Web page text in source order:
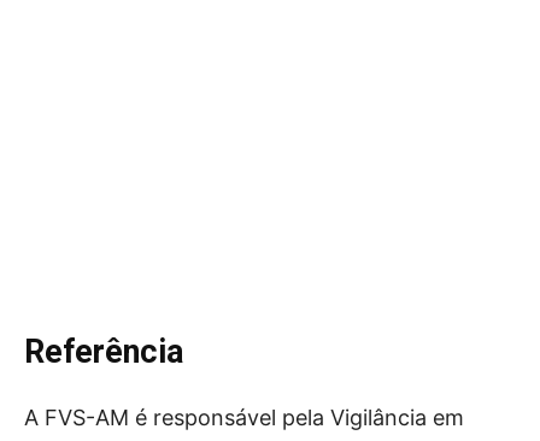
Referência
A FVS-AM é responsável pela Vigilância em